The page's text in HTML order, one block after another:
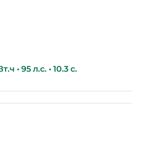
• 95 л.с. • 10.3 с.